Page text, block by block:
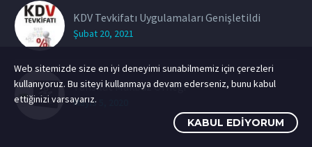
KDV Tevkifatı Uygulamaları Genişletildi
Şubat 20, 2021
Tahsilat Makbuz Örneği
Mayıs 5, 2020
Web sitemizde size en iyi deneyimi sunabilmemiz için çerezleri
kullanıyoruz. Bu siteyi kullanmaya devam ederseniz, bunu kabul
ettiğinizi varsayarız.
KABUL EDIYORUM